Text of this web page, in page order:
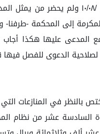
بياناته أعلاه بالترخيص رقم:
إلى المحكمة -
المدعى عليها هكذا
الدعوى للفصل فيها
بالنظر في المنازعات